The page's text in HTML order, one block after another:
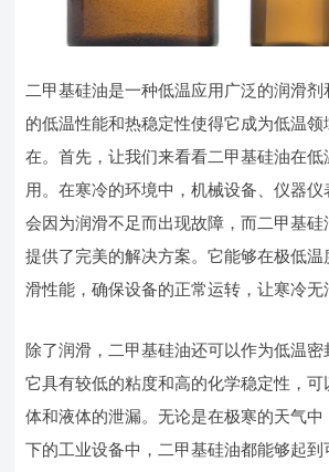
二甲基硅油是一种低温应用广泛的润滑
的低温性能和热稳定性使得它成为低温
在。首先，让我们来看看二甲基硅油在低
用。在寒冷的环境中，机械设备、仪器
会因为润滑不足而出现故障，而二甲基硅
提供了完美的解决方案。它能够在极低温
滑性能，确保设备的正常运转，让寒冷无
除了润滑，二甲基硅油还可以作为低温
它具有较低的粘度和高的化学稳定性，
体和液体的泄漏。无论是在极寒的天气中
下的工业设备中，二甲基硅油都能够起到